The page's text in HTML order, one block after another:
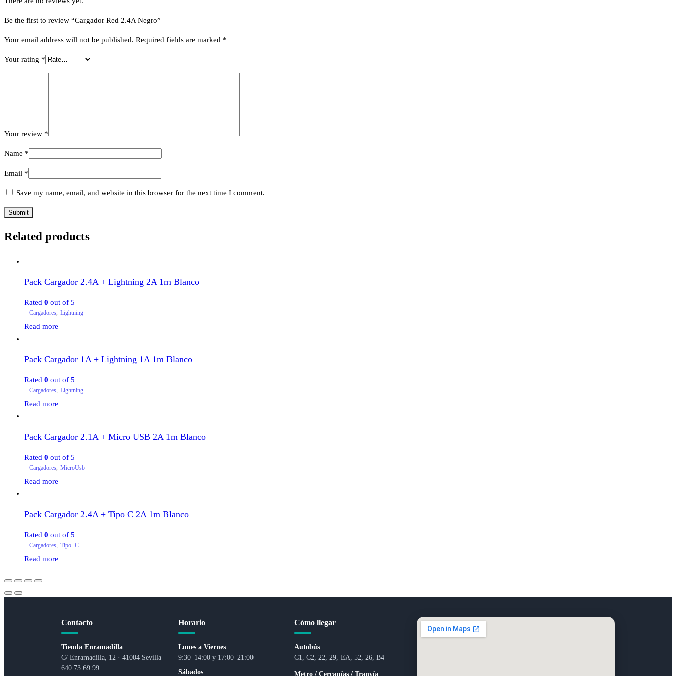
Be the first to review “Cargador Red 2.4A Negro”
Your email address will not be published. Required fields are marked *
Your rating *
Your review *
Name *
Email *
Save my name, email, and website in this browser for the next time I comment.
Related products
Pack Cargador 2.4A + Lightning 2A 1m Blanco
Rated 0 out of 5
Cargadores, Lightning
Read more
Pack Cargador 1A + Lightning 1A 1m Blanco
Rated 0 out of 5
Cargadores, Lightning
Read more
Pack Cargador 2.1A + Micro USB 2A 1m Blanco
Rated 0 out of 5
Cargadores, MicroUsb
Read more
Pack Cargador 2.4A + Tipo C 2A 1m Blanco
Rated 0 out of 5
Cargadores, Tipo- C
Read more
Contacto
Tienda Enramadilla
C/ Enramadilla, 12 · 41004 Sevilla
640 73 69 99
Horario
Lunes a Viernes
9:30–14:00 y 17:00–21:00
Sábados
Cómo llegar
Autobús
C1, C2, 22, 29, EA, 52, 26, B4
Metro / Cercanías / Tranvía